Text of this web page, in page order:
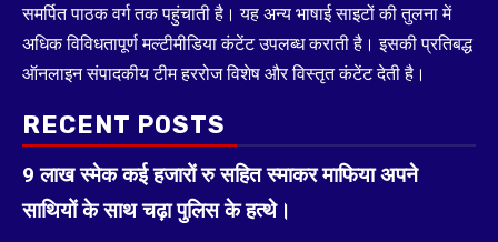
समर्पित पाठक वर्ग तक पहुंचाती है। यह अन्य भाषाई साइटों की तुलना में
अधिक विविधतापूर्ण मल्टीमीडिया कंटेंट उपलब्ध कराती है। इसकी प्रतिबद्ध
ऑनलाइन संपादकीय टीम हररोज विशेष और विस्तृत कंटेंट देती है।
RECENT POSTS
9 लाख स्मेक कई हजारों रु सहित स्माकर माफिया अपने
साथियों के साथ चढ़ा पुलिस के हत्थे।